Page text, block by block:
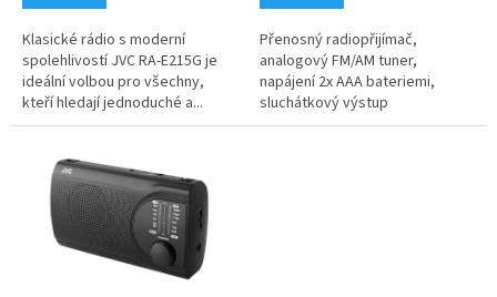
Klasické rádio s moderní
spolehlivostí JVC RA-E215G je
ideální volbou pro všechny,
kteří hledají jednoduché a...
Přenosný radiopřijímač,
analogový FM/AM tuner,
napájení 2x AAA bateriemi,
sluchátkový výstup